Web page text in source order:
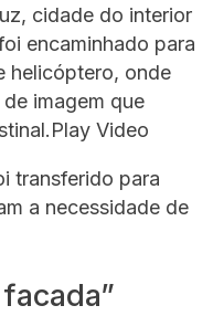
cidade do interior
encaminhado para
helicóptero, onde
imagem que
Video
transferido para
a necessidade de